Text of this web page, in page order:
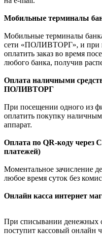
Мобильные терминалы
Мобильные терминалы
сети «ПОЛИВТОРГ», и при
оплатить заказ во время
любого банка, получив
Оплата наличными
ПОЛИВТОРГ
При посещении одного из
оплатить покупку
аппарат.
Оплата по QR-коду
платежей)
Моментальное зачисление
любое время суток без
Онлайн касса интернет
При списывании денежных
поступит кассовый онлайн